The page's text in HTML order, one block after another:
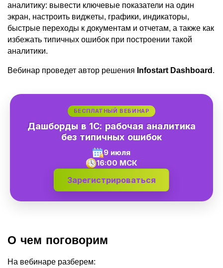
аналитику: вывести ключевые показатели на один
экран, настроить виджеты, графики, индикаторы,
быстрые переходы к документам и отчетам, а также как
избежать типичных ошибок при построении такой
аналитики.
Вебинар проведет автор решения Infostart Dashboard .
БЕСПЛАТНЫЙ ВЕБИНАР
Дашборды в 1С: рабочая аналитика
без типичных ошибок
9 июля
16:00 МСК
Зарегистрироваться
О чем поговорим
На вебинаре разберем: